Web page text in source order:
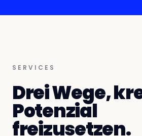
SERVICES
Drei Wege,
Potenzial
freizusetzen.